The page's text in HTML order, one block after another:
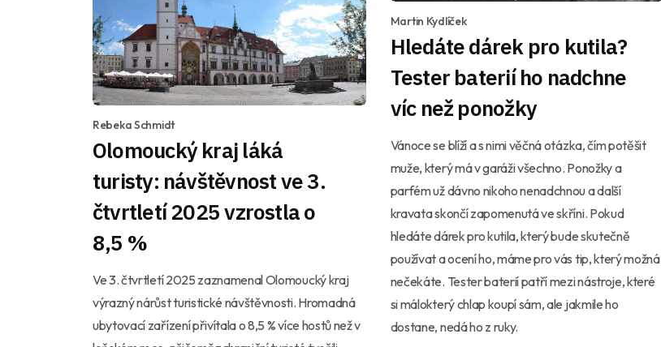
Martin Kydlíček
Hledáte dárek pro kutila?
Tester baterií ho nadchne
víc než ponožky
Vánoce se blíží a s nimi věčná otázka, čím potěšit
muže, který má v garáži všechno. Ponožky a
parfém už dávno nikoho nenadchnou a další
kravata skončí zapomenutá ve skříni. Pokud
hledáte dárek pro kutila, který bude skutečně
používat a ocení ho, máme pro vás tip, který možná
nečekáte. Tester baterií patří mezi nástroje, které
si málokterý chlap koupí sám, ale jakmile ho
dostane, nedá ho z ruky.
Rebeka Schmidt
Olomoucký kraj láká
turisty: návštěvnost ve 3.
čtvrtletí 2025 vzrostla o
8,5 %
Ve 3. čtvrtletí 2025 zaznamenal Olomoucký kraj
výrazný nárůst turistické návštěvnosti. Hromadná
ubytovací zařízení přivítala o 8,5 % více hostů než v